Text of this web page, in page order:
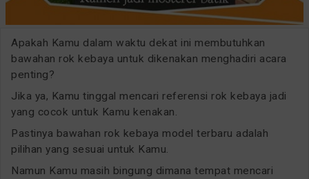
Apakah Kamu dalam waktu dekat ini membutuhkan
bawahan rok kebaya untuk dikenakan menghadiri acara
penting?
Jika ya, Kamu tinggal mencari referensi rok kebaya jadi
yang cocok untuk Kamu kenakan.
Pastinya bawahan rok kebaya model terbaru adalah
pilihan yang sesuai untuk Kamu.
Namun Kamu masih bingung dimana tempat mencari